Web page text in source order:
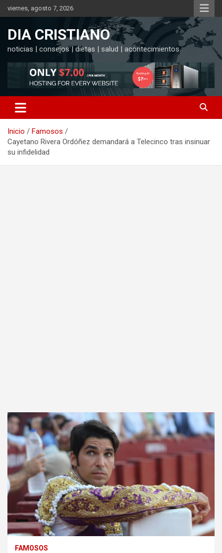
Saltar
al
viernes, agosto 7, 2026
DIA CRISTIANO
noticias | consejos | dietas | salud | acontecimientos
Inicio
Famosos
Cayetano Rivera Ordóñez demandará a Telecinco tras insinuar
su infidelidad
FAMOSOS